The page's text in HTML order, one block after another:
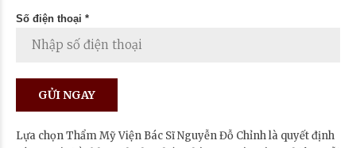
Số điện thoại *
Lựa chọn Thẩm Mỹ Viện Bác Sĩ Nguyễn Đỗ Chỉnh là quyết định